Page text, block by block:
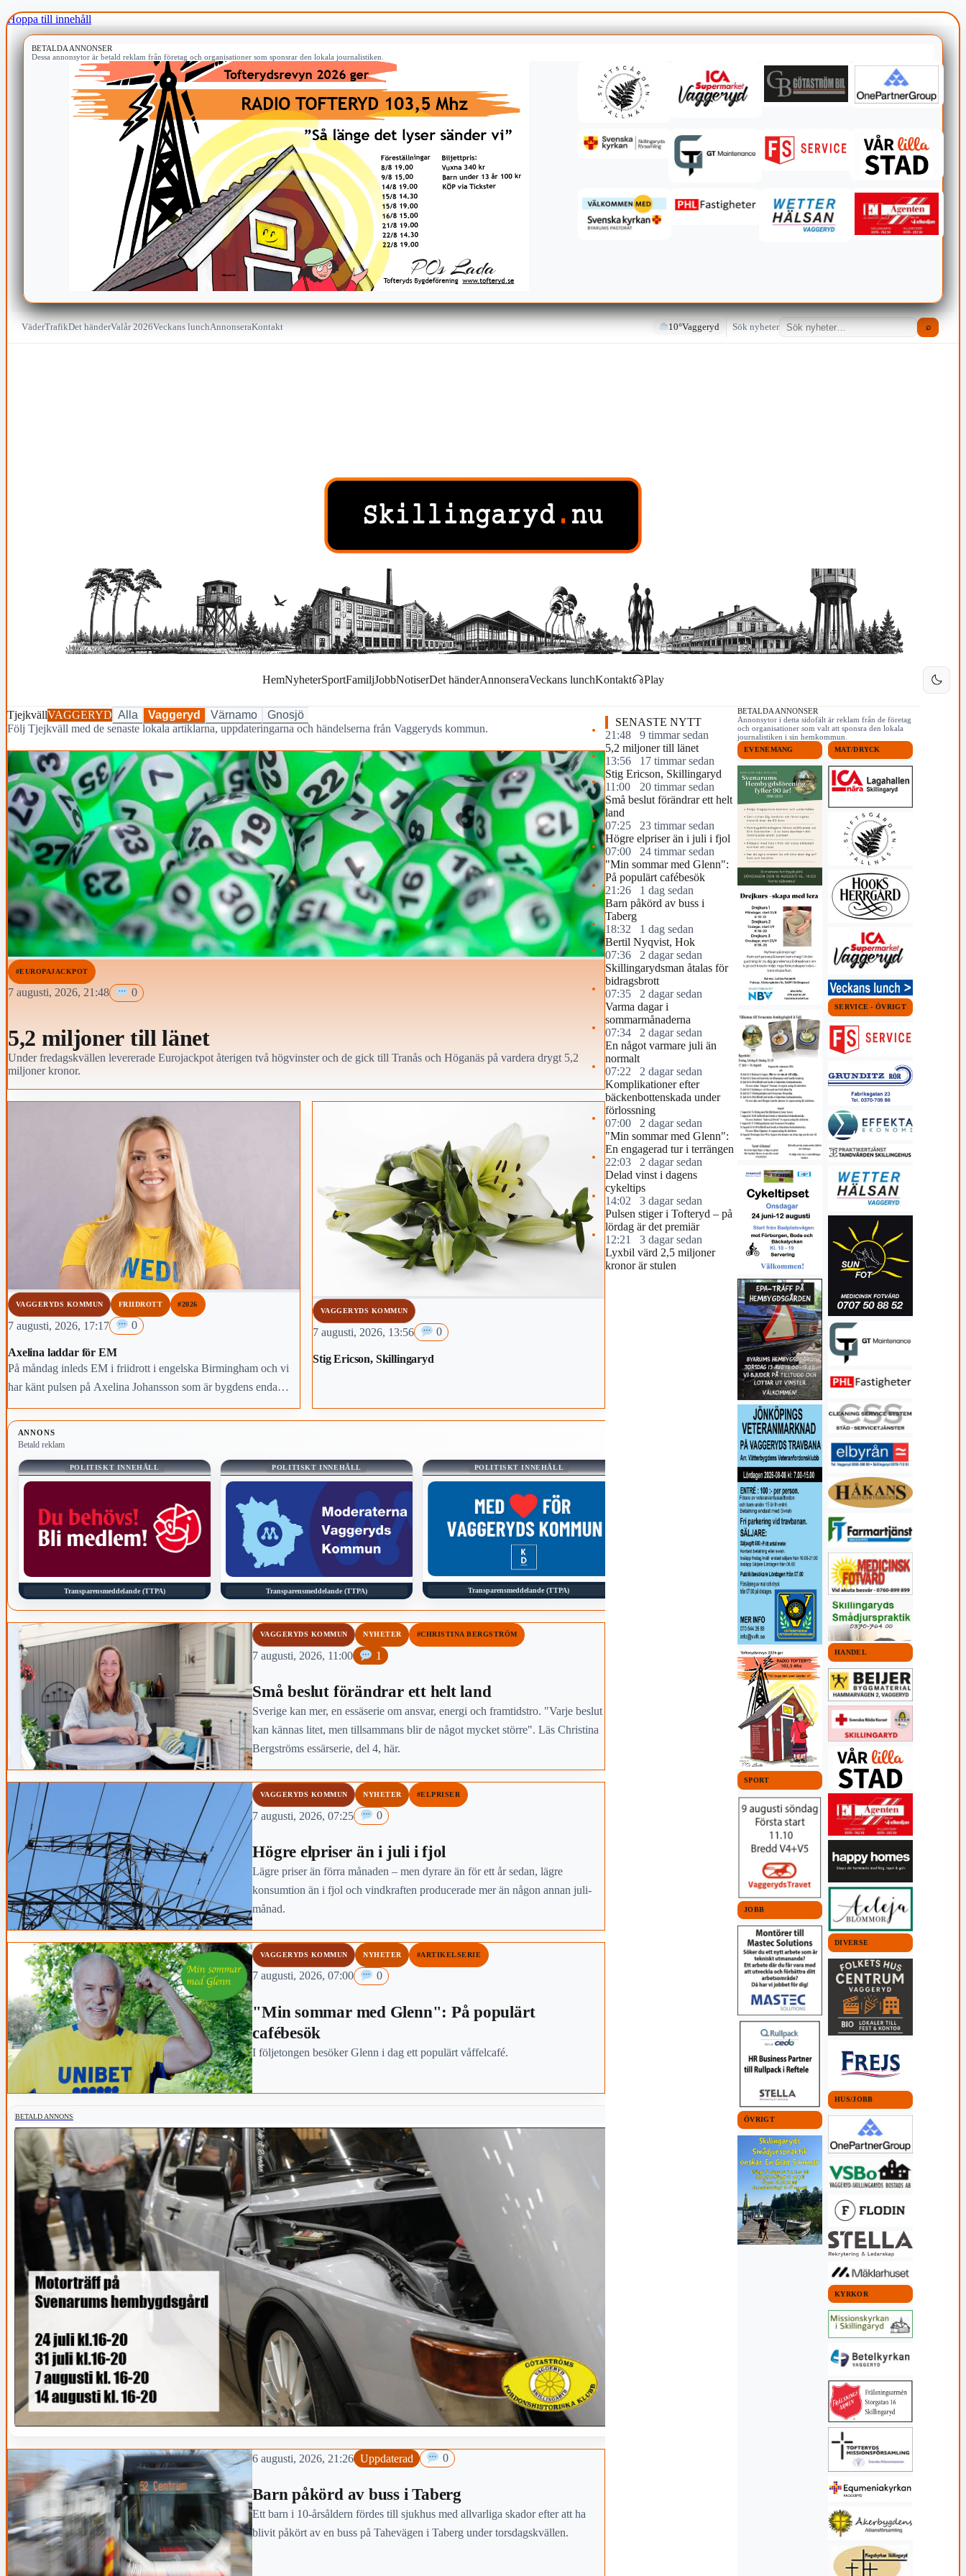
Hoppa till innehåll
BETALDA ANNONSER
Dessa annonsytor är betald reklam från företag och organisationer som sponsrar den lokala journalistiken.
VäderTrafikDet händerValår 2026Veckans lunchAnnonseraKontakt 10°Vaggeryd Sök nyheter ⌕
HemNyheterSportFamiljJobbNotiserDet händerAnnonseraVeckans lunchKontakt Play
TjejkvällVAGGERYD Alla Vaggeryd Värnamo
Gnosjö
Följ Tjejkväll med de senaste lokala artiklarna, uppdateringarna och händelserna från Vaggeryds kommun.
#EUROPAJACKPOT
7 augusti, 2026, 21:48 0
5,2 miljoner till länet
Under fredagskvällen levererade Eurojackpot återigen två högvinster och de gick till Tranås och Höganäs på vardera drygt 5,2
miljoner kronor.
VAGGERYDS KOMMUN FRIIDROTT #2026
7 augusti, 2026, 17:17 0
Axelina laddar för EM
På måndag inleds EM i friidrott i engelska Birmingham och vi
har känt pulsen på Axelina Johansson som är bygdens enda
deltagare.
VAGGERYDS KOMMUN
7 augusti, 2026, 13:56 0
Stig Ericson, Skillingaryd
ANNONS
Betald reklam
POLITISKT INNEHÅLL
Transparensmeddelande (TTPA)
POLITISKT INNEHÅLL
Transparensmeddelande (TTPA)
POLITISKT INNEHÅLL
Transparensmeddelande (TTPA)
VAGGERYDS KOMMUN NYHETER #CHRISTINA BERGSTRÖM
7 augusti, 2026, 11:00 1
Små beslut förändrar ett helt land
Sverige kan mer, en essäserie om ansvar, energi och framtidstro. "Varje beslut
kan kännas litet, men tillsammans blir de något mycket större". Läs Christina
Bergströms essärserie, del 4, här.
VAGGERYDS KOMMUN NYHETER #ELPRISER
7 augusti, 2026, 07:25 0
Högre elpriser än i juli i fjol
Lägre priser än förra månaden – men dyrare än för ett år sedan, lägre
konsumtion än i fjol och vindkraften producerade mer än någon annan juli-
månad.
VAGGERYDS KOMMUN NYHETER #ARTIKELSERIE
7 augusti, 2026, 07:00 0
"Min sommar med Glenn": På populärt
cafébesök
I följetongen besöker Glenn i dag ett populärt våffelcafé.
BETALD ANNONS
6 augusti, 2026, 21:26 Uppdaterad 0
Barn påkörd av buss i Taberg
Ett barn i 10-årsåldern fördes till sjukhus med allvarliga skador efter att ha
blivit påkört av en buss på Tahevägen i Taberg under torsdagskvällen.
SENASTE NYTT
21:48
9 timmar sedan
5,2 miljoner till länet
13:56
17 timmar sedan
Stig Ericson, Skillingaryd
11:00
20 timmar sedan
Små beslut förändrar ett helt
land
07:25
23 timmar sedan
Högre elpriser än i juli i fjol
07:00
24 timmar sedan
"Min sommar med Glenn":
På populärt cafébesök
21:26
1 dag sedan
Barn påkörd av buss i
Taberg
18:32
1 dag sedan
Bertil Nyqvist, Hok
07:36
2 dagar sedan
Skillingarydsman åtalas för
bidragsbrott
07:35
2 dagar sedan
Varma dagar i
sommarmånaderna
07:34
2 dagar sedan
En något varmare juli än
normalt
07:22
2 dagar sedan
Komplikationer efter
bäckenbottenskada under
förlossning
07:00
2 dagar sedan
"Min sommar med Glenn":
En engagerad tur i terrängen
22:03
2 dagar sedan
Delad vinst i dagens
cykeltips
14:02
3 dagar sedan
Pulsen stiger i Tofteryd – på
lördag är det premiär
12:21
3 dagar sedan
Lyxbil värd 2,5 miljoner
kronor är stulen
BETALDA ANNONSER
Annonsytor i detta sidofält är reklam från de företag
och organisationer som valt att sponsra den lokala
journalistiken i sin hemkommun.
EVENEMANG
SPORT
JOBB
ÖVRIGT
MAT/DRYCK
SERVICE - ÖVRIGT
HANDEL
DIVERSE
HUS/JOBB
KYRKOR